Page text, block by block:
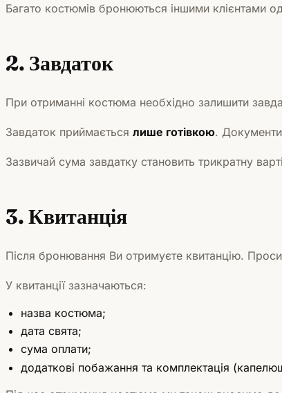
Багато костюмів бронюються іншими клієнтами
2. Завдаток
При отриманні костюма необхідно залишити
Завдаток приймається лише готівкою.
Зазвичай сума завдатку становить трикратну
3. Квитанція
Після бронювання Ви отримуєте квитанцію.
У квитанції зазначаються:
назва костюма;
дата свята;
сума оплати;
додаткові побажання та комплектація